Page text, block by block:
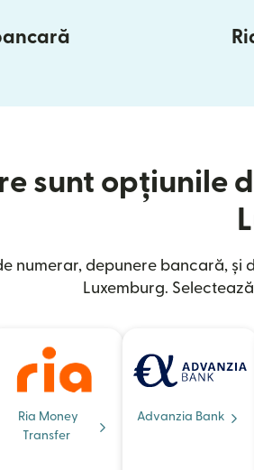
sunt opțiunile
numerar, depunere bancară,
Luxemburg.
Ria Money
Transfer
Advanzia Bank